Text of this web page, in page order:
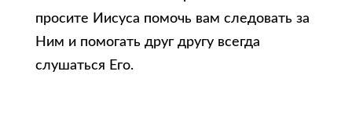
просите Иисуса помочь вам следовать за
Ним и помогать друг другу всегда
слушаться Его.